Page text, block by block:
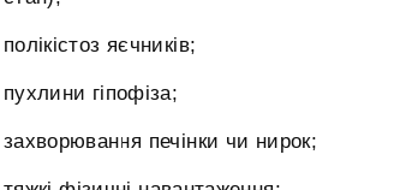
полікістоз яєчників;
пухлини гіпофіза;
захворювання печінки чи нирок;